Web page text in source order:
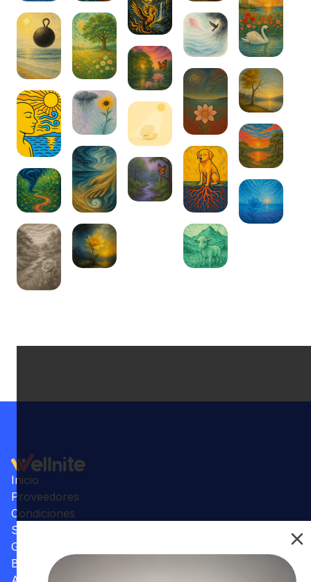
Inicio
Proveedores
Condiciones
Su Consultorio
Galería
Beneficios